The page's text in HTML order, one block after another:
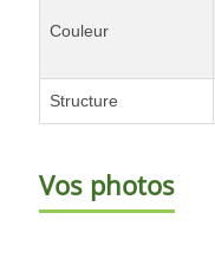
Couleur
Structure
Vos photos